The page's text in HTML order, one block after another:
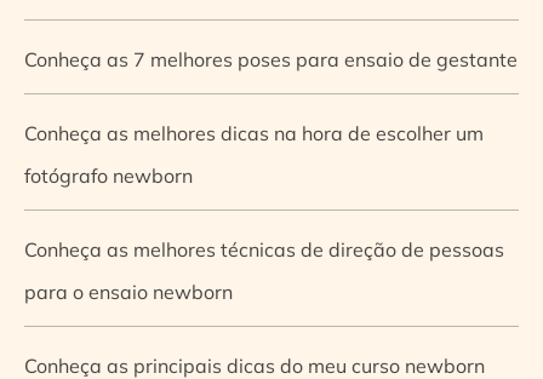
Conheça as 7 melhores poses para ensaio de gestante
Conheça as melhores dicas na hora de escolher um
fotógrafo newborn
Conheça as melhores técnicas de direção de pessoas
para o ensaio newborn
Conheça as principais dicas do meu curso newborn